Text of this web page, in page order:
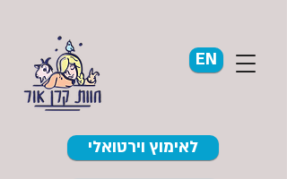
לאימוץ וירטואלי
EN